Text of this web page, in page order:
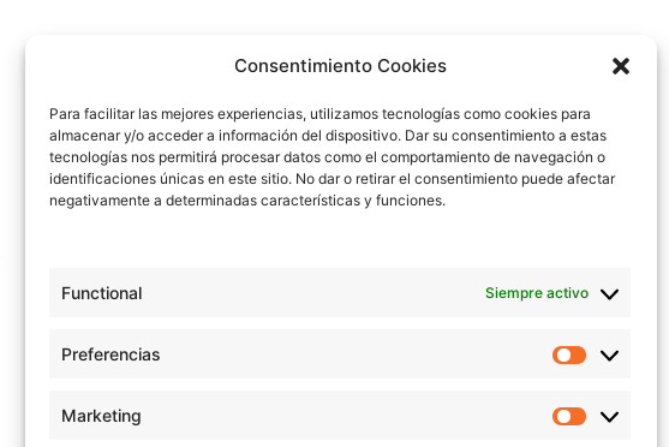
Consentimiento Cookies
Para facilitar las mejores experiencias, utilizamos tecnologías como cookies para
almacenar y/o acceder a información del dispositivo. Dar su consentimiento a estas
tecnologías nos permitirá procesar datos como el comportamiento de navegación o
identificaciones únicas en este sitio. No dar o retirar el consentimiento puede afectar
negativamente a determinadas características y funciones.
Functional Siempre activo
Preferencias
Marketing
Concert Cor Entreveus